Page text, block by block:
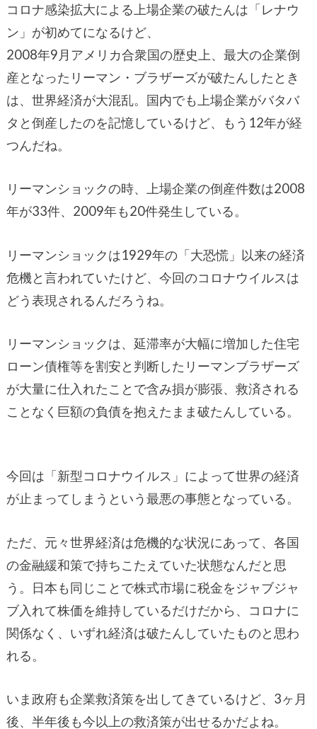
コロナ感染拡大による上場企業の破たんは「レナウ
ン」が初めてになるけど、
2008年9月アメリカ合衆国の歴史上、最大の企業倒
産となったリーマン・ブラザーズが破たんしたとき
は、世界経済が大混乱。国内でも上場企業がバタバ
タと倒産したのを記憶しているけど、もう12年が経
つんだね。
リーマンショックの時、上場企業の倒産件数は2008
年が33件、2009年も20件発生している。
リーマンショックは1929年の「大恐慌」以来の経済
危機と言われていたけど、今回のコロナウイルスは
どう表現されるんだろうね。
リーマンショックは、延滞率が大幅に増加した住宅
ローン債権等を割安と判断したリーマンブラザーズ
が大量に仕入れたことで含み損が膨張、救済される
ことなく巨額の負債を抱えたまま破たんしている。
今回は「新型コロナウイルス」によって世界の経済
が止まってしまうという最悪の事態となっている。
ただ、元々世界経済は危機的な状況にあって、各国
の金融緩和策で持ちこたえていた状態なんだと思
う。日本も同じことで株式市場に税金をジャブジャ
ブ入れて株価を維持しているだけだから、コロナに
関係なく、いずれ経済は破たんしていたものと思わ
れる。
いま政府も企業救済策を出してきているけど、3ヶ月
後、半年後も今以上の救済策が出せるかだよね。